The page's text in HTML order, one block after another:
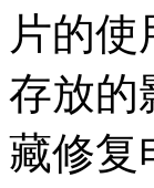
片的
存放的
藏修复